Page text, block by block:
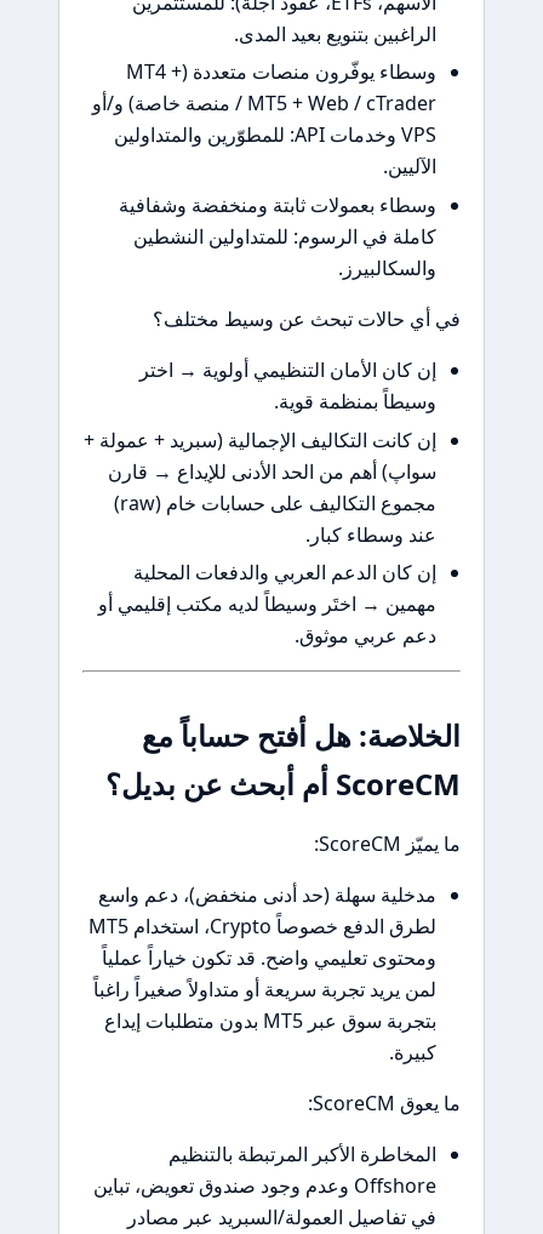
الراغبين بتنويع بعيد المدى.
وسطاء يوفّرون منصات متعددة (MT4 +
MT5 + Web / cTrader / منصة خاصة) و/أو
VPS وخدمات API: للمطوّرين والمتداولين
الآليين.
وسطاء بعمولات ثابتة ومنخفضة وشفافية
كاملة في الرسوم: للمتداولين النشطين
والسكالبيرز.
في أي حالات تبحث عن وسيط مختلف؟
إن كان الأمان التنظيمي أولوية → اختر
وسيطاً بمنظمة قوية.
إن كانت التكاليف الإجمالية (سبريد + عمولة +
سواپ) أهم من الحد الأدنى للإيداع → قارن
مجموع التكاليف على حسابات خام (raw)
عند وسطاء كبار.
إن كان الدعم العربي والدفعات المحلية
مهمين → اختَر وسيطاً لديه مكتب إقليمي أو
دعم عربي موثوق.
الخلاصة: هل أفتح حساباً مع
ScoreCM أم أبحث عن بديل؟
ما يميّز ScoreCM:
مدخلية سهلة (حد أدنى منخفض)، دعم واسع
لطرق الدفع خصوصاً Crypto، استخدام MT5
ومحتوى تعليمي واضح. قد تكون خياراً عملياً
لمن يريد تجربة سريعة أو متداولاً صغيراً راغباً
بتجربة سوق عبر MT5 بدون متطلبات إيداع
كبيرة.
ما يعوق ScoreCM:
المخاطرة الأكبر المرتبطة بالتنظيم
Offshore وعدم وجود صندوق تعويض، تباين
في تفاصيل العمولة/السبريد عبر مصادر